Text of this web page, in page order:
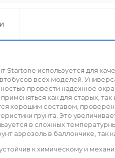
Startone используется для
всех моделей.
провести надежное
как для старых, так
хорошим составом,
грунта. Это
в сложных
аэрозоль в баллончике, так
к химическому и